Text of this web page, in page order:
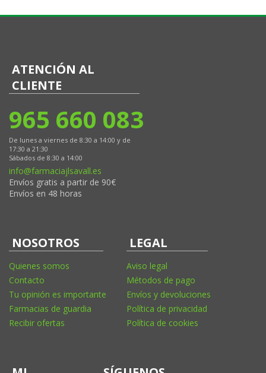
ATENCIÓN AL
CLIENTE
965 660 083
De lunes a viernes de 8:30 a 14:00 y de
17:30 a 21:30
Sábados de 8:30 a 14:00
info@farmaciajlsavall.es
Envíos gratis a partir de 90€
Envíos en 48 horas
NOSOTROS
Quienes somos
Contacto
Tu opinión es importante
Farmacias de guardia
Recibir ofertas
LEGAL
Aviso legal
Métodos de pago
Envíos y devoluciones
Política de privacidad
Política de cookies